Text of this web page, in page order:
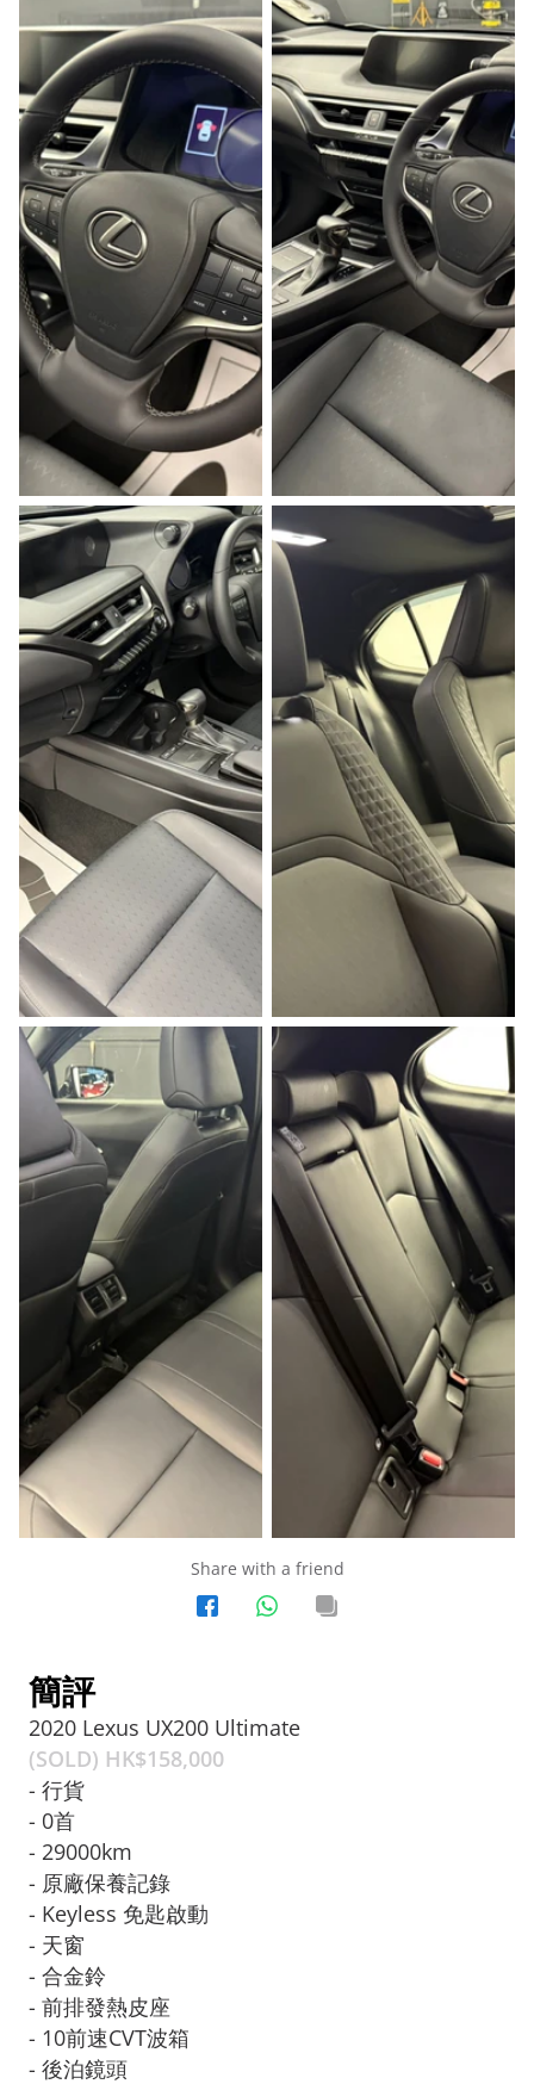
Share with a friend
簡評
2020 Lexus UX200 Ultimate
(SOLD) HK$158,000
- 行貨
- 0首
- 29000km
- 原廠保養記錄
- Keyless 免匙啟動
- 天窗
- 合金鈴
- 前排發熱皮座
- 10前速CVT波箱
- 後泊鏡頭